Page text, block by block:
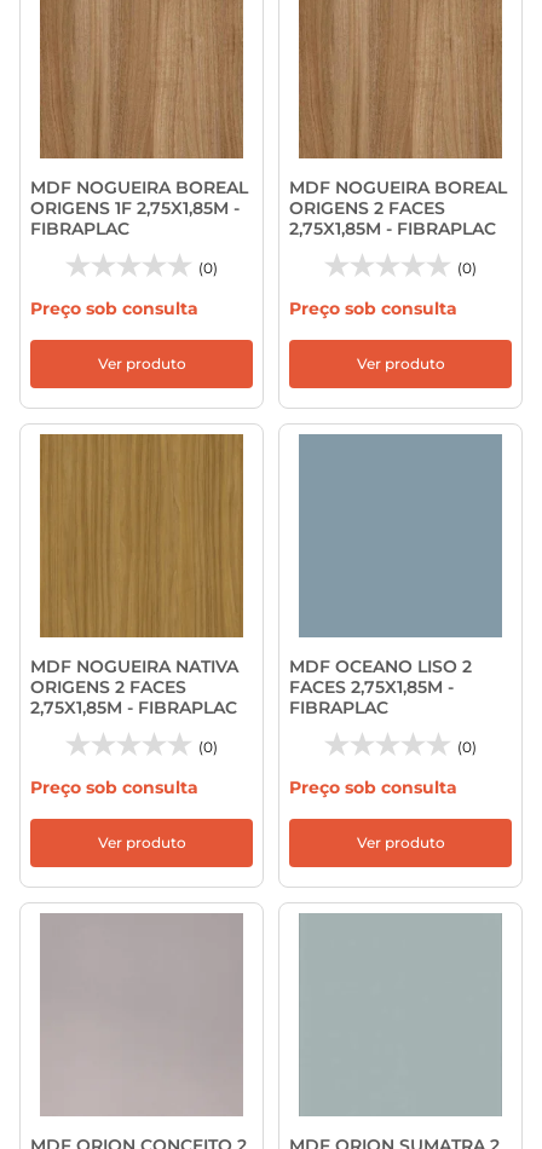
MDF NOGUEIRA BOREAL
ORIGENS 1F 2,75X1,85M -
FIBRAPLAC
(0)
Preço sob consulta
Ver produto
MDF NOGUEIRA BOREAL
ORIGENS 2 FACES
2,75X1,85M - FIBRAPLAC
(0)
Preço sob consulta
Ver produto
MDF NOGUEIRA NATIVA
ORIGENS 2 FACES
2,75X1,85M - FIBRAPLAC
(0)
Preço sob consulta
Ver produto
MDF OCEANO LISO 2
FACES 2,75X1,85M -
FIBRAPLAC
(0)
Preço sob consulta
Ver produto